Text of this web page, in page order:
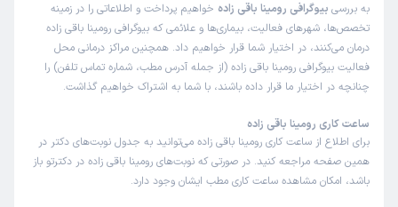
به بررسی بیوگرافی رومینا باقی زاده خواهیم پرداخت و اطلاعاتی را در زمینه
تخصص‌ها، شهرهای فعالیت، بیماری‌ها و علائمی که بیوگرافی رومینا باقی زاده
درمان می‌کنند، در اختیار شما قرار خواهیم داد. همچنین مراکز درمانی محل
فعالیت بیوگرافی رومینا باقی زاده (از جمله آدرس مطب، شماره تماس تلفن) را
چنانچه در اختیار ما قرار داده باشند، با شما به اشتراک خواهیم گذاشت.
ساعت کاری رومینا باقی زاده
برای اطلاع از ساعت کاری رومینا باقی زاده می‌توانید به جدول نوبت‌های دکتر در
همین صفحه مراجعه کنید. در صورتی که نوبت‌های رومینا باقی زاده در دکترتو باز
باشد، امکان مشاهده ساعت کاری مطب ایشان وجود دارد.